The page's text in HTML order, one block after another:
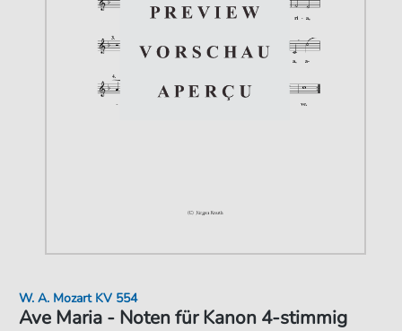
Ave Maria - Noten für Kanon 4-stimmig
W. A. Mozart KV 554